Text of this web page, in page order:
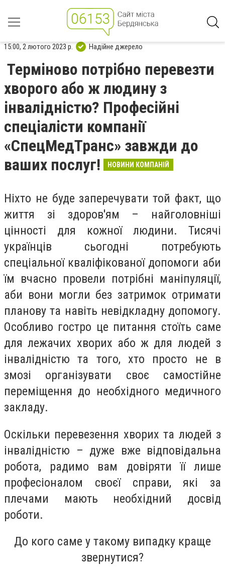
15:00, 2 лютого 2023 р. Надійне джерело
Терміново потрібно перевезти
хворого або ж людину з
інвалідністю? Професійні
спеціалісти компанії
«СпецМедТранс» завжди до
ваших послуг!
НОВИНИ КОМПАНІЙ
Ніхто не буде заперечувати той факт, що
життя зі здоров'ям – найголовніші
цінності для кожної людини. Тисячі
українців сьогодні потребують
спеціальної кваліфікованої допомоги аби
їм вчасно провели потрібні маніпуляції,
аби вони могли без затримок отримати
планову та навіть невідкладну допомогу.
Особливо гостро це питання стоїть саме
для лежачих хворих або ж для людей з
інвалідністю та того, хто просто не в
змозі організувати своє самостійне
переміщення до необхідного медичного
закладу.
Оскільки перевезення хворих та людей з
інвалідністю – дуже вже відповідальна
робота, радимо вам довіряти її лише
професіоналом своєї справи, які за
плечами мають необхідний досвід
роботи.
До кого саме у такому випадку краще
звернутися?